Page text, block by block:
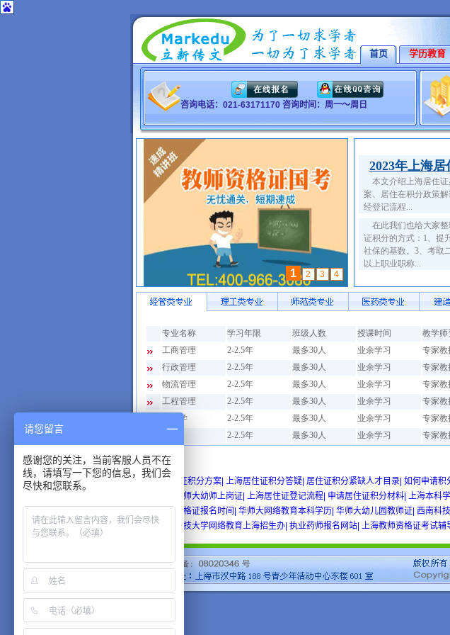
首页 学历教育
咨询电话：021-63171170 咨询时间：周一～周日
学习资源
上海居住证积分方案| 上海居住证积分答疑| 居住证积分紧缺人才目录| 如何申请积
华师大幼师上岗证| 上海居住证登记流程| 申请居住证积分材料| 上海本科
教师资格证报名时间| 华师大网络教育本科学历| 华师大幼儿园教师证| 西南科
历|西南科技大学网络教育上海招生办| 执业药师报名网站| 上海教师资格证考试辅
请您留言
感谢您的关注，当前客服人员不在
线，请填写一下您的信息，我们会
尽快和您联系。